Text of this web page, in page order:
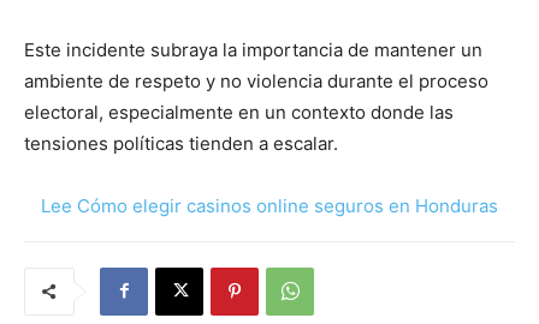
Este incidente subraya la importancia de mantener un
ambiente de respeto y no violencia durante el proceso
electoral, especialmente en un contexto donde las
tensiones políticas tienden a escalar.
Lee Cómo elegir casinos online seguros en Honduras